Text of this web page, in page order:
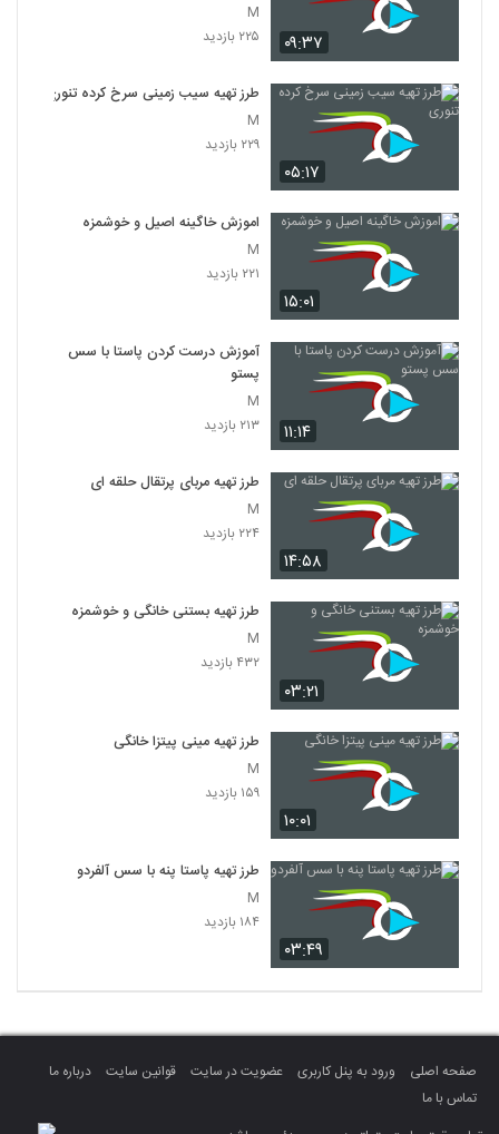
۰۹:۳۷
M
۲۲۵ بازدید
۰۵:۱۷
طرز تهیه سیب زمینی سرخ کرده تنوری
M
۲۲۹ بازدید
۱۵:۰۱
اموزش خاگینه اصیل و خوشمزه
M
۲۲۱ بازدید
۱۱:۱۴
آموزش درست کردن پاستا با سس
پستو
M
۲۱۳ بازدید
۱۴:۵۸
طرز تهیه مربای پرتقال حلقه ای
M
۲۲۴ بازدید
۰۳:۲۱
طرز تهیه بستنی خانگی و خوشمزه
M
۴۳۲ بازدید
۱۰:۰۱
طرز تهیه مینی پیتزا خانگی
M
۱۵۹ بازدید
۰۳:۴۹
طرز تهیه پاستا پنه با سس آلفردو
M
۱۸۴ بازدید
صفحه اصلی ورود به پنل کاربری عضویت در سایت قوانین سایت
درباره ما
تماس با ما